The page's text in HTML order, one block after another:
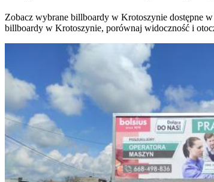
Zobacz wybrane billboardy w Krotoszynie dostępne
billboardy w Krotoszynie, porównaj widoczność i